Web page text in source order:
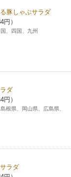
豚しゃぶサラダ
）
、四国、九州
ダ
）
根県、岡山県、広島県、
ラダ